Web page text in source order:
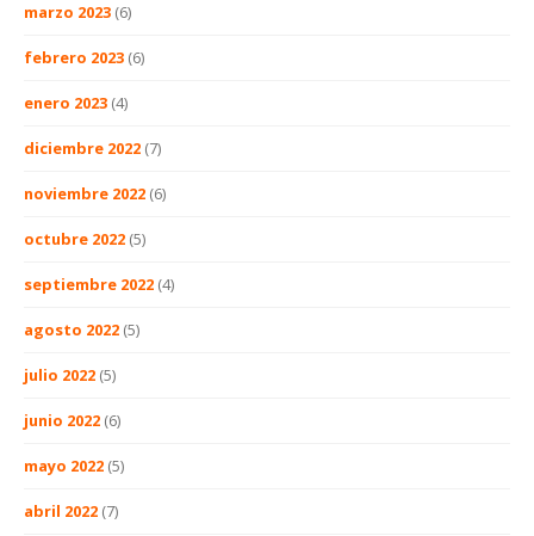
marzo 2023 (6)
febrero 2023 (6)
enero 2023 (4)
diciembre 2022 (7)
noviembre 2022 (6)
octubre 2022 (5)
septiembre 2022 (4)
agosto 2022 (5)
julio 2022 (5)
junio 2022 (6)
mayo 2022 (5)
abril 2022 (7)